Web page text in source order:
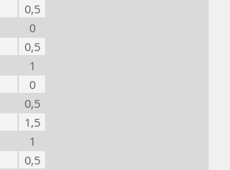
0,5
0
0,5
1
0
0,5
1,5
1
0,5